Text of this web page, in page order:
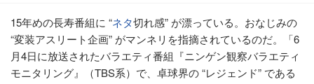
15年めの長寿番組に “ネタ切れ感” が漂っている。おなじみの
“変装アスリート企画” がマンネリを指摘されているのだ。「6
月4日に放送されたバラエティ番組『ニンゲン観察バラエティ
モニタリング』（TBS系）で、卓球界の “レジェンド” である